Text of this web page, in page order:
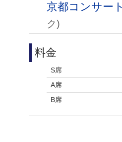
京都コンサー
ク)
料金
S席
A席
B席